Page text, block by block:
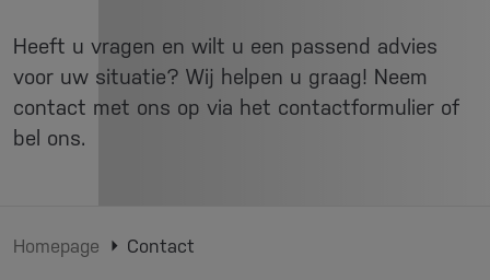
Heeft u vragen en wilt u een passend advies
voor uw situatie? Wij helpen u graag! Neem
contact met ons op via het contactformulier of
bel ons.
Homepage Contact